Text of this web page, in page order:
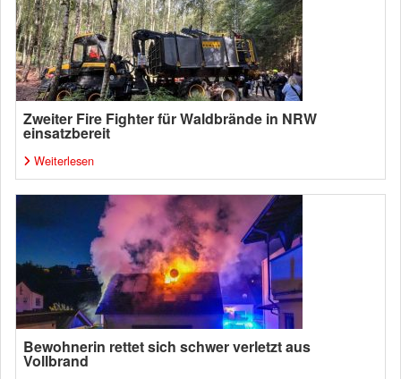
Zweiter Fire Fighter für Waldbrände in NRW
einsatzbereit
Weiterlesen
Bewohnerin rettet sich schwer verletzt aus
Vollbrand